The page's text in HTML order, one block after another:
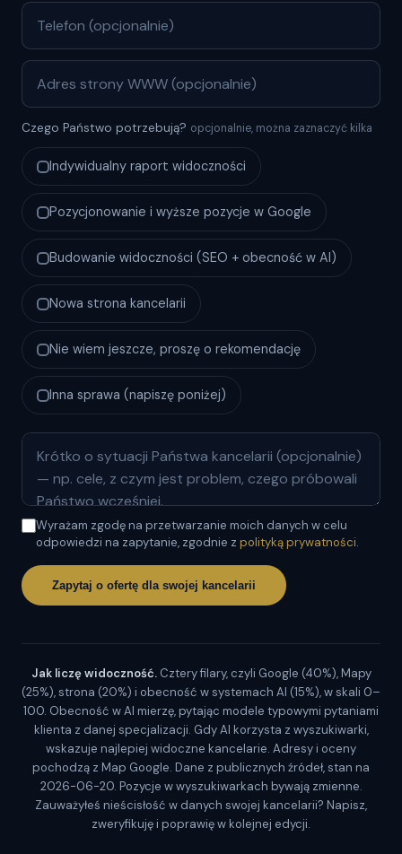
Czego Państwo potrzebują? opcjonalnie, można zaznaczyć kilka
Indywidualny raport widoczności
Pozycjonowanie i wyższe pozycje w Google
Budowanie widoczności (SEO + obecność w AI)
Nowa strona kancelarii
Nie wiem jeszcze, proszę o rekomendację
Inna sprawa (napiszę poniżej)
Wyrażam zgodę na przetwarzanie moich danych w celu
odpowiedzi na zapytanie, zgodnie z polityką prywatności.
Zapytaj o ofertę dla swojej kancelarii
Jak liczę widoczność.Cztery filary, czyli Google (40%), Mapy
(25%), strona (20%) i obecność w systemach AI (15%), w skali 0–
100. Obecność w AI mierzę, pytając modele typowymi pytaniami
klienta z danej specjalizacji. Gdy AI korzysta z wyszukiwarki,
wskazuje najlepiej widoczne kancelarie. Adresy i oceny
pochodzą z Map Google. Dane z publicznych źródeł, stan na
2026-06-20. Pozycje w wyszukiwarkach bywają zmienne.
Zauważyłeś nieścisłość w danych swojej kancelarii? Napisz,
zweryfikuję i poprawię w kolejnej edycji.